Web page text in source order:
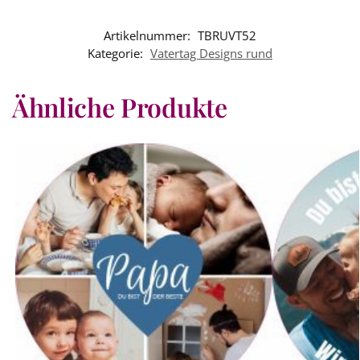
Artikelnummer: TBRUVT52
Kategorie: Vatertag Designs rund
Ähnliche Produkte